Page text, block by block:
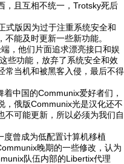
，且互相不统一，Trotsky死后
式版因为过于注重系统安全和
能及时更新一些新功能。
，他们片面追求漂亮接口和娱
些功能，放弃了系统安全和效
常当机和被黑客入侵，最后不得
中国的Communix爱好者们，
，俄版Communix光是汉化还不
不可能更新，所以必须为我们自
曾成为低配置计算机移植
晚期的一些修改，认为
队伍内部的Libertix代理